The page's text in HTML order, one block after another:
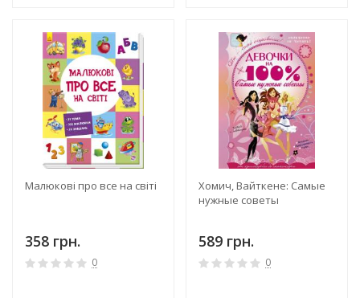
Малюкові про все на світі
358 грн.
0
Хомич, Вайткене: Самые
нужные советы
589 грн.
0